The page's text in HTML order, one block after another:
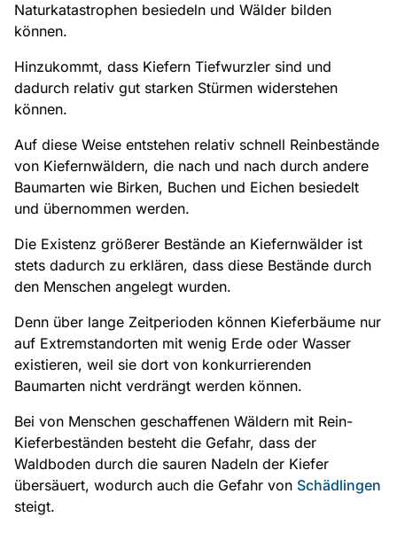
Naturkatastrophen besiedeln und Wälder bilden
können.
Hinzukommt, dass Kiefern Tiefwurzler sind und
dadurch relativ gut starken Stürmen widerstehen
können.
Auf diese Weise entstehen relativ schnell Reinbestände
von Kiefernwäldern, die nach und nach durch andere
Baumarten wie Birken, Buchen und Eichen besiedelt
und übernommen werden.
Die Existenz größerer Bestände an Kiefernwälder ist
stets dadurch zu erklären, dass diese Bestände durch
den Menschen angelegt wurden.
Denn über lange Zeitperioden können Kieferbäume nur
auf Extremstandorten mit wenig Erde oder Wasser
existieren, weil sie dort von konkurrierenden
Baumarten nicht verdrängt werden können.
Bei von Menschen geschaffenen Wäldern mit Rein-
Kieferbeständen besteht die Gefahr, dass der
Waldboden durch die sauren Nadeln der Kiefer
übersäuert, wodurch auch die Gefahr von Schädlingen
steigt.